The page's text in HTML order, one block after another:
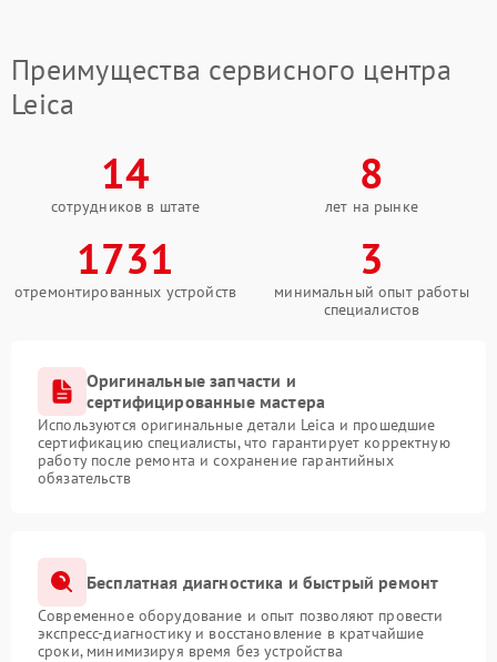
Преимущества сервисного центра
Leica
14
сотрудников в штате
8
лет на рынке
1731
отремонтированных устройств
3
минимальный опыт работы
специалистов
Оригинальные запчасти и
сертифицированные мастера
Используются оригинальные детали Leica и прошедшие
сертификацию специалисты, что гарантирует корректную
работу после ремонта и сохранение гарантийных
обязательств
Бесплатная диагностика и быстрый ремонт
Современное оборудование и опыт позволяют провести
экспресс-диагностику и восстановление в кратчайшие
сроки, минимизируя время без устройства